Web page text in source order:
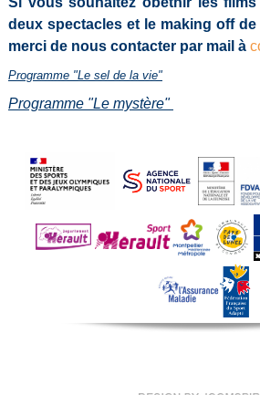
deux spectacles et le making off
merci de nous contacter par mail à
Programme "Le sel de la vie"
Programme "Le mystère"